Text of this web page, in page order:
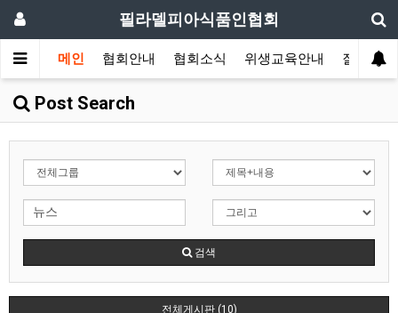
필라델피아식품인협회
메인 협회안내 협회소식 위생교육안내 질의답변
Post Search
검색
전체게시판 (10)